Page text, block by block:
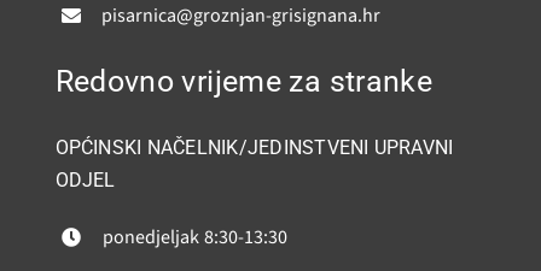
pisarnica@groznjan-grisignana.hr
Redovno vrijeme za stranke
OPĆINSKI NAČELNIK/JEDINSTVENI UPRAVNI
ODJEL
ponedjeljak8:30-13:30